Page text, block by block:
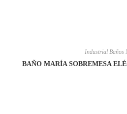
Industrial Baños
BAÑO MARÍA SOBREMESA